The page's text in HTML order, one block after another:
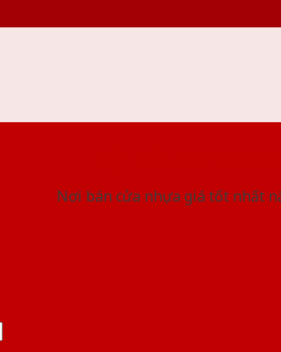
Nơi bán cửa nhựa giá tốt nhất